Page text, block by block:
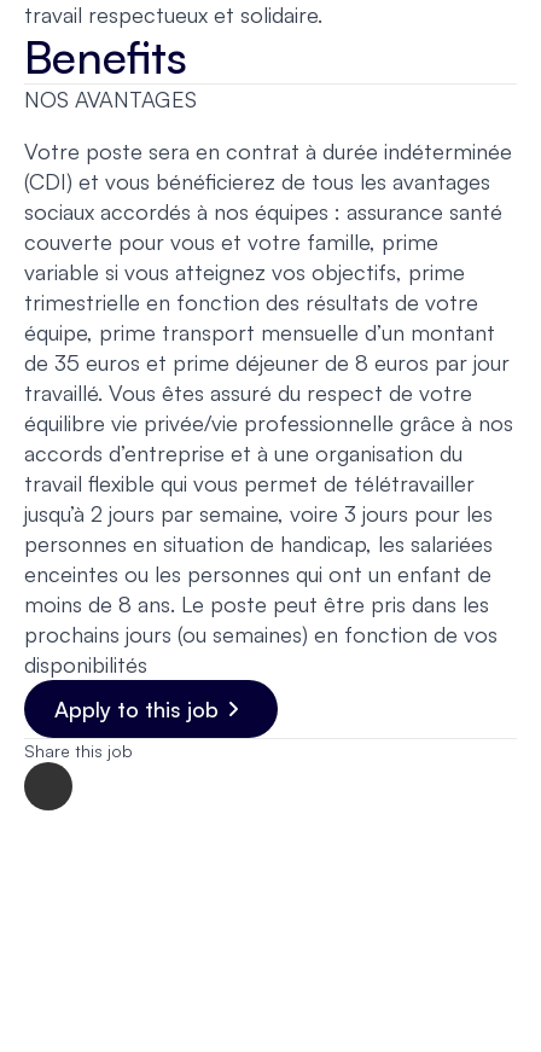
travail respectueux et solidaire.
Benefits
NOS AVANTAGES
Votre poste sera en contrat à durée indéterminée
(CDI) et vous bénéficierez de tous les avantages
sociaux accordés à nos équipes : assurance santé
couverte pour vous et votre famille, prime
variable si vous atteignez vos objectifs, prime
trimestrielle en fonction des résultats de votre
équipe, prime transport mensuelle d’un montant
de 35 euros et prime déjeuner de 8 euros par jour
travaillé. Vous êtes assuré du respect de votre
équilibre vie privée/vie professionnelle grâce à nos
accords d’entreprise et à une organisation du
travail flexible qui vous permet de télétravailler
jusqu’à 2 jours par semaine, voire 3 jours pour les
personnes en situation de handicap, les salariées
enceintes ou les personnes qui ont un enfant de
moins de 8 ans. Le poste peut être pris dans les
prochains jours (ou semaines) en fonction de vos
disponibilités
Apply to this job
Share this job